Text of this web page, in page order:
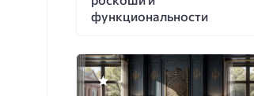
функциональности